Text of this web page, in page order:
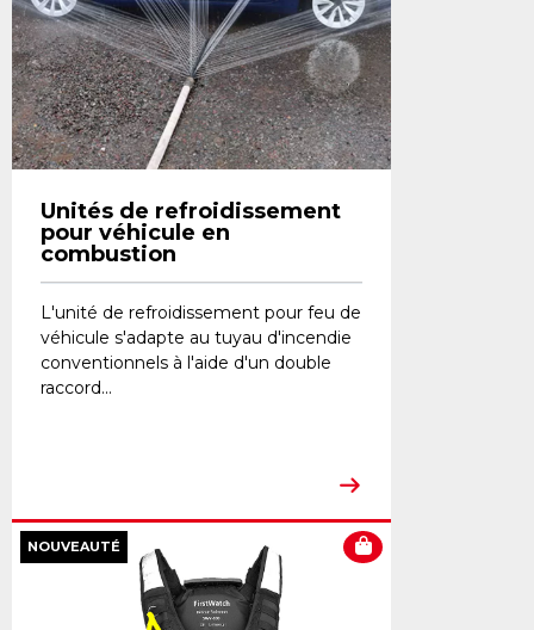
Unités de refroidissement
pour véhicule en
combustion
L'unité de refroidissement pour feu de
véhicule s'adapte au tuyau d'incendie
conventionnels à l'aide d'un double
raccord...
NOUVEAUTÉ